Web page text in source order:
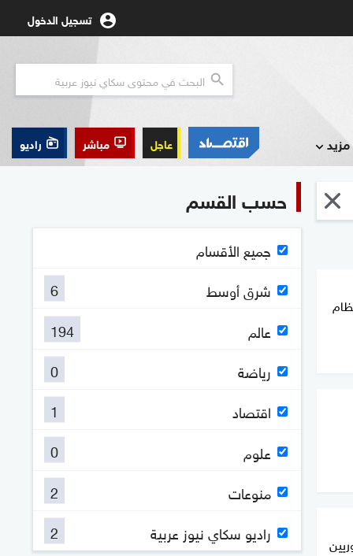
تسجيل الدخول
مزيد عاجل مباشر راديو
حسب القسم
جميع الأقسام
شرق أوسط
6
عالم
194
رياضة
0
اقتصاد
1
علوم
0
منوعات
2
راديو سكاي نيوز عربية
2